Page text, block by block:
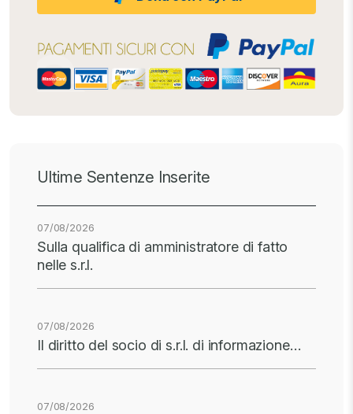
Ultime Sentenze Inserite
07/08/2026
Sulla qualifica di amministratore di fatto
nelle s.r.l.
07/08/2026
Il diritto del socio di s.r.l. di informazione…
07/08/2026